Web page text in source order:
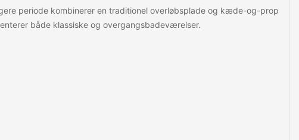
periode kombinerer en traditionel overløbsplade og kæde-og-prop
både klassiske og overgangsbadeværelser.